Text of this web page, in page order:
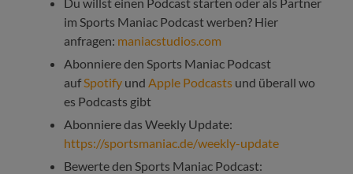
im Sports Maniac Podcast werben? Hier
anfragen: maniacstudios.com
Abonniere den Sports Maniac Podcast
aufSpotify undApple Podcasts und überall wo
es Podcasts gibt
Abonniere das Weekly Update:
https://sportsmaniac.de/weekly-update
Bewerte den Sports Maniac Podcast: